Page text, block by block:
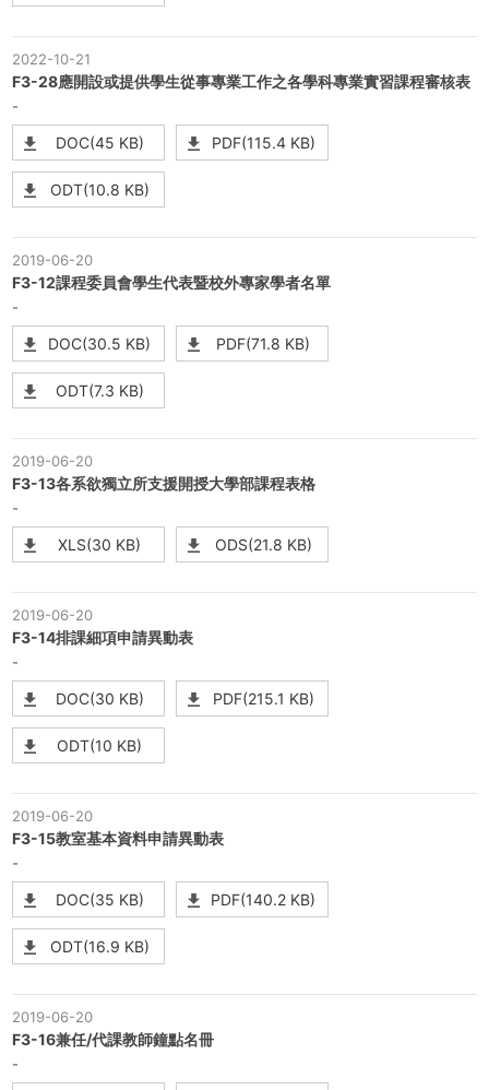
2022-10-21
F3-28應開設或提供學生從事專業工作之各學科專業實習課程審核表
-
DOC(45 KB) PDF(115.4 KB)
ODT(10.8 KB)
2019-06-20
F3-12課程委員會學生代表暨校外專家學者名單
-
DOC(30.5 KB) PDF(71.8 KB)
ODT(7.3 KB)
2019-06-20
F3-13各系欲獨立所支援開授大學部課程表格
-
XLS(30 KB) ODS(21.8 KB)
2019-06-20
F3-14排課細項申請異動表
-
DOC(30 KB) PDF(215.1 KB)
ODT(10 KB)
2019-06-20
F3-15教室基本資料申請異動表
-
DOC(35 KB) PDF(140.2 KB)
ODT(16.9 KB)
2019-06-20
F3-16兼任/代課教師鐘點名冊
-